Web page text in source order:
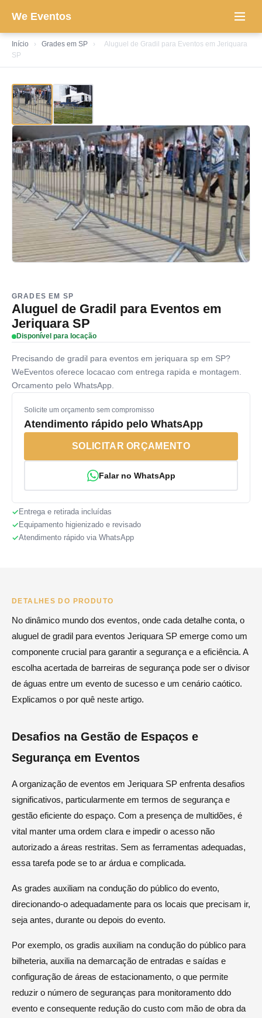
We Eventos
Início › Grades em SP ›
Aluguel de Gradil para Eventos em Jeriquara
SP
GRADES EM SP
Aluguel de Gradil para Eventos em
Jeriquara SP
Disponível para locação
Precisando de gradil para eventos em jeriquara sp em SP?
WeEventos oferece locacao com entrega rapida e montagem.
Orcamento pelo WhatsApp.
Solicite um orçamento sem compromisso
Atendimento rápido pelo WhatsApp
SOLICITAR ORÇAMENTO
Falar no WhatsApp
Entrega e retirada incluídas
Equipamento higienizado e revisado
Atendimento rápido via WhatsApp
DETALHES DO PRODUTO
No dinâmico mundo dos eventos, onde cada detalhe conta, o
aluguel de gradil para eventos Jeriquara SP emerge como um
componente crucial para garantir a segurança e a eficiência. A
escolha acertada de barreiras de segurança pode ser o divisor
de águas entre um evento de sucesso e um cenário caótico.
Explicamos o por quê neste artigo.
Desafios na Gestão de Espaços e
Segurança em Eventos
A organização de eventos em Jeriquara SP enfrenta desafios
significativos, particularmente em termos de segurança e
gestão eficiente do espaço. Com a presença de multidões, é
vital manter uma ordem clara e impedir o acesso não
autorizado a áreas restritas. Sem as ferramentas adequadas,
essa tarefa pode se to ar árdua e complicada.
As grades auxiliam na condução do público do evento,
direcionando-o adequadamente para os locais que precisam ir,
seja antes, durante ou depois do evento.
Por exemplo, os gradis auxiliam na condução do público para
bilheteria, auxilia na demarcação de entradas e saídas e
configuração de áreas de estacionamento, o que permite
reduzir o número de seguranças para monitoramento ddo
evento e consequente redução do custo com mão de obra da